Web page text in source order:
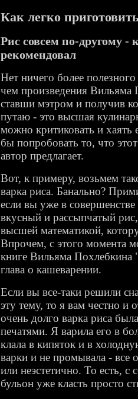
Как легко
Рис совсем по-другому -
рекомендовал
Нет ничего более
чем произведения
ставши мэтром и получив
путаю - это высшая
можно критиковать и хаять
бы попробовать то, что
автор предлагает.
Вот, к примеру, возьмем
варка риса. Банально?
если вы уже в
вкусный и рассыпчатый
высшей математикой,
Впрочем, с этого момента
книге Вильяма
глава о кашеварении.
Если вы все-таки решили
эту тему, то я вам честно и
очень долго варка риса
печатями. Я варила его в
клала в кипяток и в
варки и не промывала - все
или неэстетично. То есть, с
бульон уже класть просто